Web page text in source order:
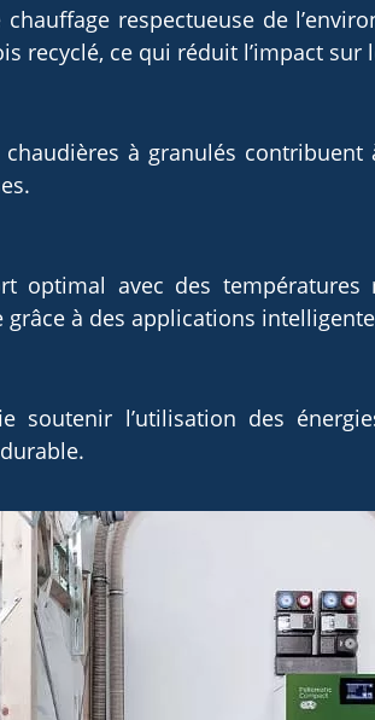
respectueuse de
recyclé, ce qui réduit l’impact
à granulés
optimal avec des
à des applications
soutenir l’utilisation des